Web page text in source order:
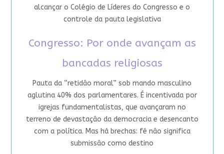
alcançar o Colégio de Líderes do Congresso e o
controle da pauta legislativa
Congresso: Por onde avançam as
bancadas religiosas
Pauta da “retidão moral” sob mando masculino
aglutina 40% dos parlamentares. É incentivada por
igrejas fundamentalistas, que avançaram no
terreno de devastação da democracia e desencanto
com a política. Mas há brechas: fé não significa
submissão como destino